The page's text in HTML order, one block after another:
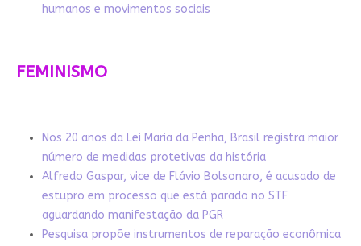
humanos e movimentos sociais
FEMINISMO
Nos 20 anos da Lei Maria da Penha, Brasil registra maior
número de medidas protetivas da história
Alfredo Gaspar, vice de Flávio Bolsonaro, é acusado de
estupro em processo que está parado no STF
aguardando manifestação da PGR
Pesquisa propõe instrumentos de reparação econômica